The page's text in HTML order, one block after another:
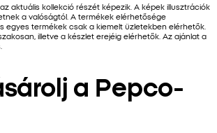
aktuális kollekció részét képezik. A képek illusztrációk
a valóságtól. A termékek elérhetősége
egyes termékek csak a kiemelt üzletekben elérhetők.
illetve a készlet erejéig elérhetők. Az ajánlat a
a Pepco-